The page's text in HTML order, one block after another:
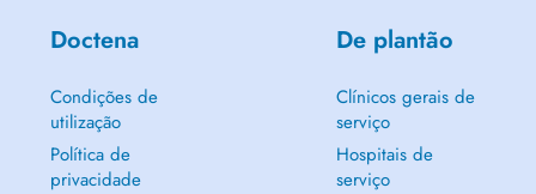
Doctena
Condições de
utilização
Política de
privacidade
De plantão
Clínicos gerais de
serviço
Hospitais de
serviço